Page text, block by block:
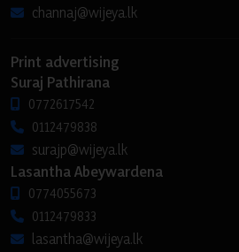
channaj@wijeya.lk
Print advertising
Suraj Pathirana
0772617542
0112479838
surajp@wijeya.lk
Lasantha Abeywardena
0774055673
0112479833
lasantha@wijeya.lk